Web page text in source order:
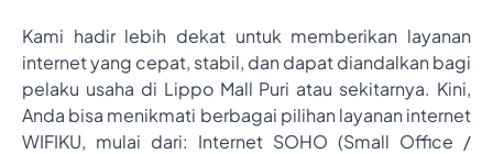
Kami hadir lebih dekat untuk memberikan layanan
internet yang cepat, stabil, dan dapat diandalkan bagi
pelaku usaha di Lippo Mall Puri atau sekitarnya. Kini,
Anda bisa menikmati berbagai pilihan layanan internet
WIFIKU, mulai dari: Internet SOHO (Small Office /